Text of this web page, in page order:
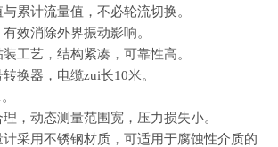
累计流量值，不必轮流切换。
效消除外界振动影响。
工艺，结构紧凑，可靠性高。
换器，电缆zui长10米。
，动态测量范围宽，压力损失小。
采用不锈钢材质，可适用于腐蚀性介质的